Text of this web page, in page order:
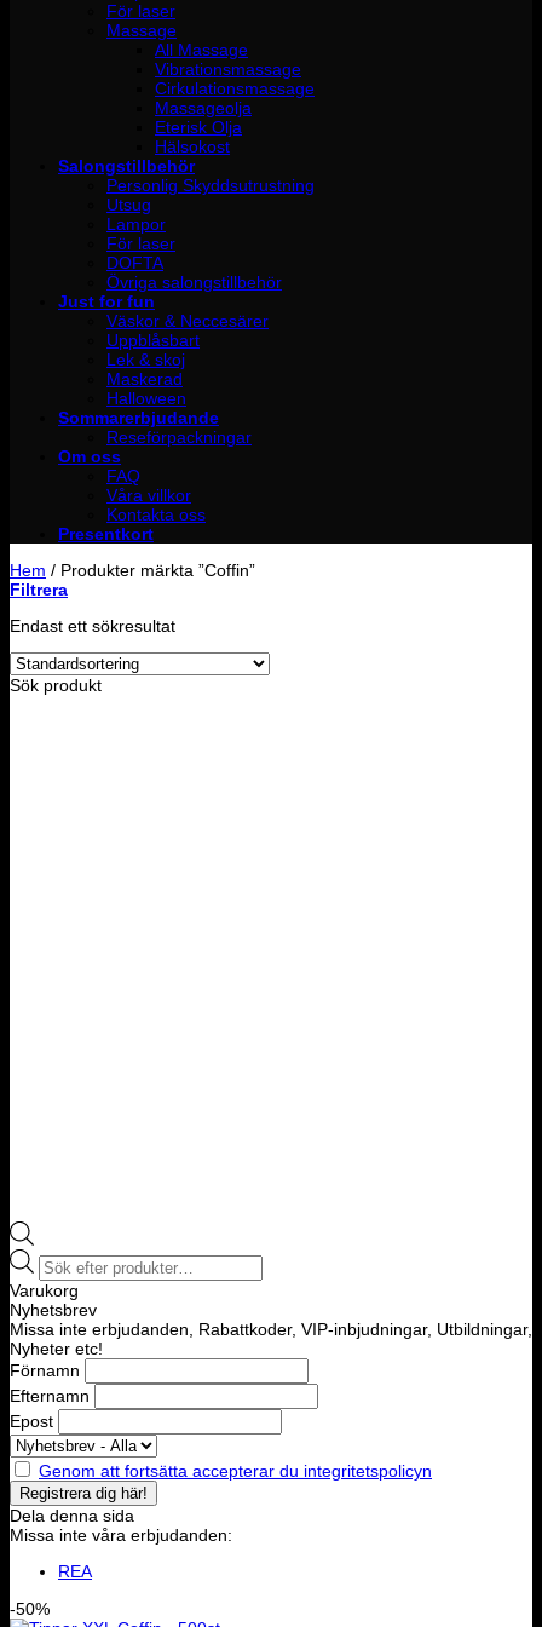
För laser
Massage
All Massage
Vibrationsmassage
Cirkulationsmassage
Massageolja
Eterisk Olja
Hälsokost
Salongstillbehör
Personlig Skyddsutrustning
Utsug
Lampor
För laser
DOFTA
Övriga salongstillbehör
Just for fun
Väskor & Neccesärer
Uppblåsbart
Lek & skoj
Maskerad
Halloween
Sommarerbjudande
Reseförpackningar
Om oss
FAQ
Våra villkor
Kontakta oss
Presentkort
Hem / Produkter märkta ”Coffin”
Filtrera
Endast ett sökresultat
Sök produkt
Products
search
Varukorg
Nyhetsbrev
Missa inte erbjudanden, Rabattkoder, VIP-inbjudningar, Utbildningar,
Nyheter etc!
Förnamn
Efternamn
Epost
Genom att fortsätta accepterar du integritetspolicyn
Dela denna sida
Missa inte våra erbjudanden:
REA
-50%